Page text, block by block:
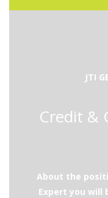
JTI
Credit &
About the
Expert you will